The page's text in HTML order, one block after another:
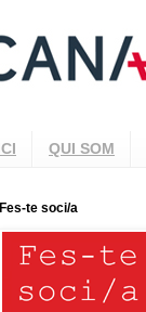
QUI SOM
Fes-te soci/a